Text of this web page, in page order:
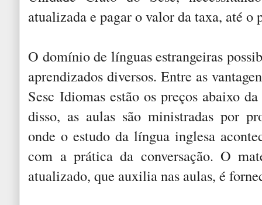
atualizada e pagar o valor da taxa, até o
O domínio de línguas estrangeiras
aprendizados diversos. Entre as
Sesc Idiomas estão os preços abaixo
disso, as aulas são ministradas por
onde o estudo da língua inglesa
com a prática da conversação. O
atualizado, que auxilia nas aulas, é